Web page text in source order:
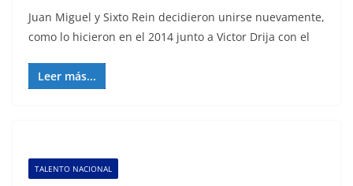
Juan Miguel y Sixto Rein decidieron unirse nuevamente,
como lo hicieron en el 2014 junto a Victor Drija con el
Leer más...
TALENTO NACIONAL